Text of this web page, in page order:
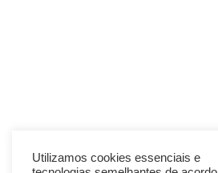
Utilizamos cookies essenciais e